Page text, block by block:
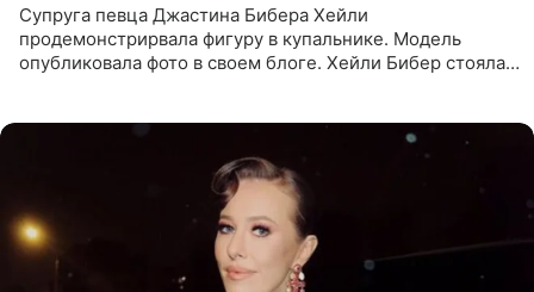
Супруга певца Джастина Бибера Хейли
продемонстрирвала фигуру в купальнике. Модель
опубликовала фото в своем блоге. Хейли Бибер стояла